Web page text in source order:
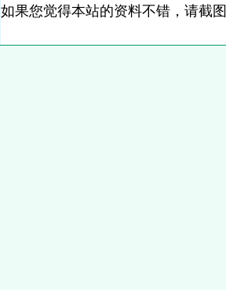
如果您觉得本站的资料不错，请截